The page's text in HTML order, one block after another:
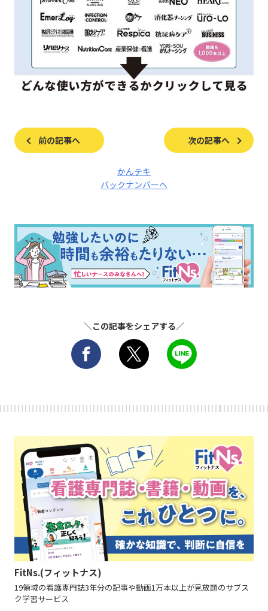
前の記事へ 次の記事へ
かんテキ
バックナンバーへ
＼この記事をシェアする／
FitNs.(フィットナス)
19領域の看護専門誌3年分の記事や動画1万本以上が見放題のサブス
ク学習サービス